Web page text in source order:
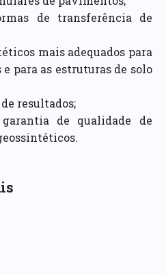
de transferência de
mais adequados para
para as estruturas de solo
resultados;
de qualidade de